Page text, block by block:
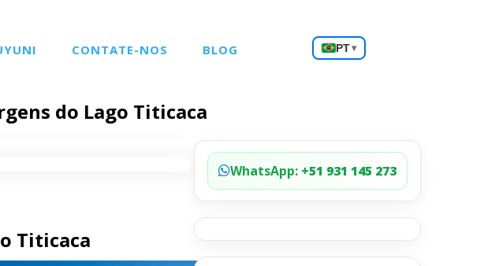
CONTATE-NOS BLOG
Escolha
um
PT▾
do Lago Titicaca
Titicaca
WhatsApp: +51 931 145 273